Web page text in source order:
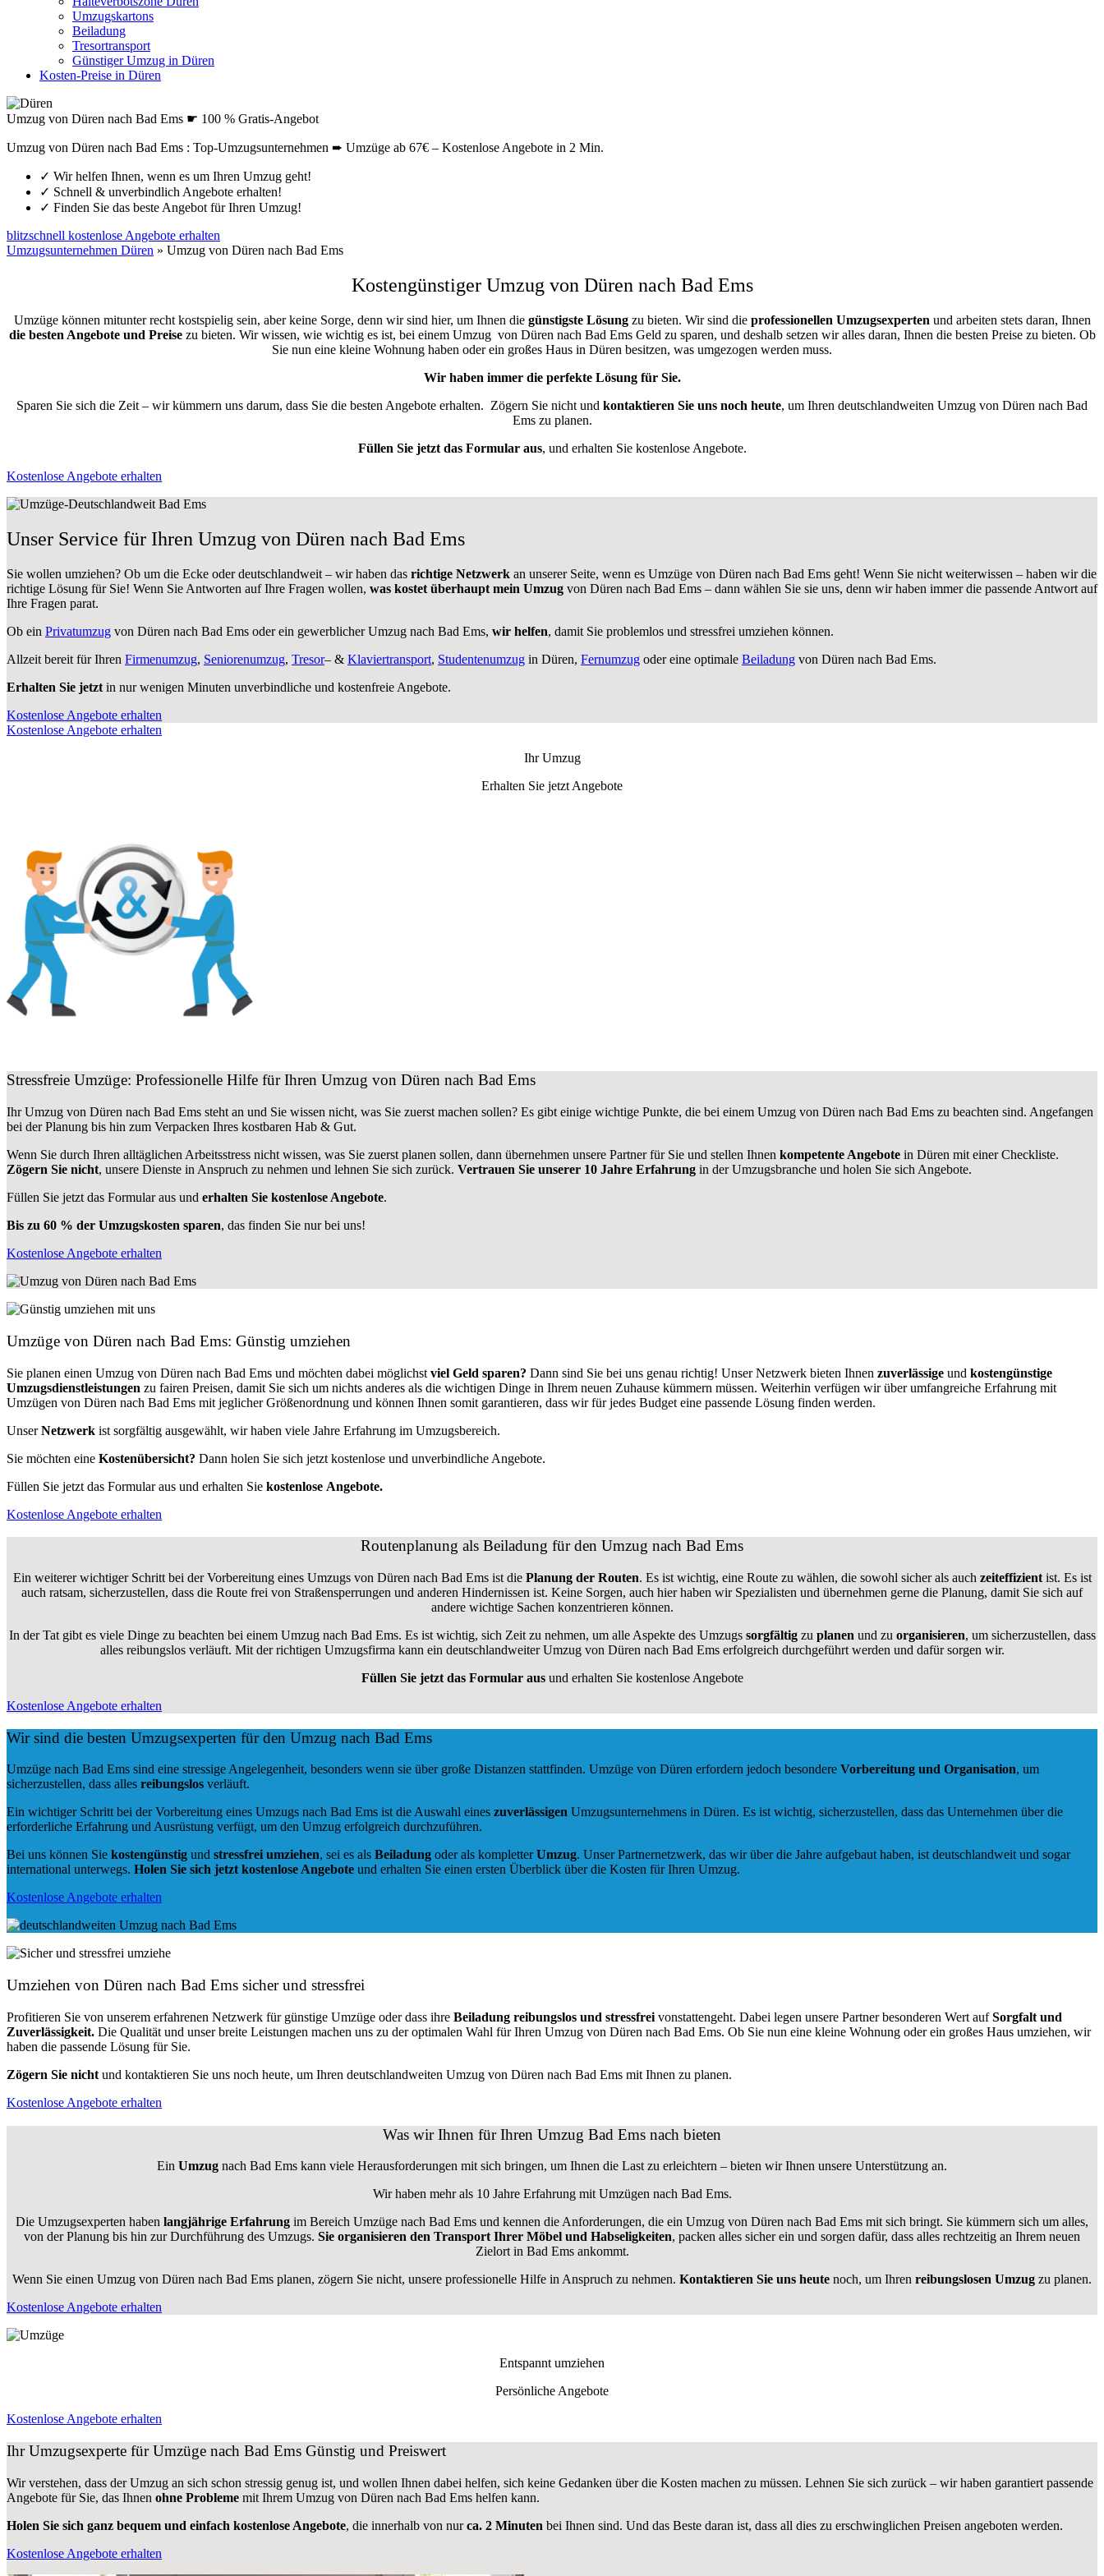
Umzugskartons
Beiladung
Tresortransport
Günstiger Umzug in Düren
Kosten-Preise in Düren
Umzug von Düren nach Bad Ems ☛ 100 % Gratis-Angebot
Umzug von Düren nach Bad Ems : Top-Umzugsunternehmen ➨ Umzüge ab 67€ – Kostenlose Angebote in 2 Min.
✓ Wir helfen Ihnen, wenn es um Ihren Umzug geht!
✓ Schnell & unverbindlich Angebote erhalten!
✓ Finden Sie das beste Angebot für Ihren Umzug!
blitzschnell kostenlose Angebote erhalten
Umzugsunternehmen Düren » Umzug von Düren nach Bad Ems
Kostengünstiger Umzug von Düren nach Bad Ems
Umzüge können mitunter recht kostspielig sein, aber keine Sorge, denn wir sind hier, um Ihnen die günstigste Lösungzu bieten. Wir sind die professionellen Umzugsexperten und arbeiten stets daran, Ihnen
die besten Angebote und Preisezu bieten. Wir wissen, wie wichtig es ist, bei einem Umzug von Düren nach Bad Ems Geld zu sparen, und deshalb setzen wir alles daran, Ihnen die besten Preise zu bieten. Ob
Sie nun eine kleine Wohnung haben oder ein großes Haus in Düren besitzen, was umgezogen werden muss.
Wir haben immer die perfekte Lösung für Sie.
Sparen Sie sich die Zeit – wir kümmern uns darum, dass Sie die besten Angebote erhalten. Zögern Sie nicht und kontaktieren Sie uns noch heute, um Ihren deutschlandweiten Umzug von Düren nach Bad
Ems zu planen.
Füllen Sie jetzt das Formular aus, und erhalten Sie kostenlose Angebote.
Kostenlose Angebote erhalten
Unser Service für Ihren Umzug von Düren nach Bad Ems
Sie wollen umziehen? Ob um die Ecke oder deutschlandweit – wir haben das richtige Netzwerk an unserer Seite, wenn es Umzüge von Düren nach Bad Ems geht! Wenn Sie nicht weiterwissen – haben wir die
richtige Lösung für Sie! Wenn Sie Antworten auf Ihre Fragen wollen, was kostet überhaupt mein Umzug von Düren nach Bad Ems – dann wählen Sie sie uns, denn wir haben immer die passende Antwort auf
Ihre Fragen parat.
Ob ein Privatumzug von Düren nach Bad Ems oder ein gewerblicher Umzug nach Bad Ems, wir helfen, damit Sie problemlos und stressfrei umziehen können.
Allzeit bereit für Ihren Firmenumzug, Seniorenumzug, Tresor– & Klaviertransport, Studentenumzug in Düren, Fernumzug oder eine optimale Beiladung von Düren nach Bad Ems.
Erhalten Sie jetzt in nur wenigen Minuten unverbindliche und kostenfreie Angebote.
Kostenlose Angebote erhalten
Kostenlose Angebote erhalten
Ihr Umzug
Erhalten Sie jetzt Angebote
Stressfreie Umzüge: Professionelle Hilfe für Ihren Umzug von Düren nach Bad Ems
Ihr Umzug von Düren nach Bad Ems steht an und Sie wissen nicht, was Sie zuerst machen sollen? Es gibt einige wichtige Punkte, die bei einem Umzug von Düren nach Bad Ems zu beachten sind. Angefangen
bei der Planung bis hin zum Verpacken Ihres kostbaren Hab & Gut.
Wenn Sie durch Ihren alltäglichen Arbeitsstress nicht wissen, was Sie zuerst planen sollen, dann übernehmen unsere Partner für Sie und stellen Ihnen kompetente Angebote in Düren mit einer Checkliste.
Zögern Sie nicht, unsere Dienste in Anspruch zu nehmen und lehnen Sie sich zurück. Vertrauen Sie unserer 10 Jahre Erfahrung in der Umzugsbranche und holen Sie sich Angebote.
Füllen Sie jetzt das Formular aus und erhalten Sie kostenlose Angebote.
Bis zu 60 % der Umzugskosten sparen, das finden Sie nur bei uns!
Kostenlose Angebote erhalten
Umzüge von Düren nach Bad Ems: Günstig umziehen
Sie planen einen Umzug von Düren nach Bad Ems und möchten dabei möglichst viel Geld sparen? Dann sind Sie bei uns genau richtig! Unser Netzwerk bieten Ihnen zuverlässige und kostengünstige
Umzugsdienstleistungen zu fairen Preisen, damit Sie sich um nichts anderes als die wichtigen Dinge in Ihrem neuen Zuhause kümmern müssen. Weiterhin verfügen wir über umfangreiche Erfahrung mit
Umzügen von Düren nach Bad Ems mit jeglicher Größenordnung und können Ihnen somit garantieren, dass wir für jedes Budget eine passende Lösung finden werden.
UnserNetzwerk ist sorgfältig ausgewählt, wir haben viele Jahre Erfahrung im Umzugsbereich.
Sie möchten eine Kostenübersicht? Dann holen Sie sich jetzt kostenlose und unverbindliche Angebote.
Füllen Sie jetzt das Formular aus und erhalten Sie kostenlose Angebote.
Kostenlose Angebote erhalten
Routenplanung als Beiladung für den Umzug nach Bad Ems
Ein weiterer wichtiger Schritt bei der Vorbereitung eines Umzugs von Düren nach Bad Ems ist diePlanung der Routen. Es ist wichtig, eine Route zu wählen, die sowohl sicher als auch zeiteffizientist. Es ist
auch ratsam, sicherzustellen, dass die Route frei von Straßensperrungen und anderen Hindernissen ist. Keine Sorgen, auch hier haben wir Spezialisten und übernehmen gerne die Planung, damit Sie sich auf
andere wichtige Sachen konzentrieren können.
In der Tat gibt es viele Dinge zu beachten bei einem Umzug nach Bad Ems. Es ist wichtig, sich Zeit zu nehmen, um alle Aspekte des Umzugs sorgfältigzu planen und zu organisieren, um sicherzustellen, dass
alles reibungslos verläuft. Mit der richtigen Umzugsfirma kann ein deutschlandweiter Umzug von Düren nach Bad Ems erfolgreich durchgeführt werden und dafür sorgen wir.
Füllen Sie jetzt das Formular ausund erhalten Sie kostenlose Angebote
Kostenlose Angebote erhalten
Wir sind die besten Umzugsexperten für den Umzug nach Bad Ems
Umzüge nach Bad Ems sind eine stressige Angelegenheit, besonders wenn sie über große Distanzen stattfinden. Umzüge von Düren erfordern jedoch besondere Vorbereitung und Organisation, um
sicherzustellen, dass alles reibungslos verläuft.
Ein wichtiger Schritt bei der Vorbereitung eines Umzugs nach Bad Ems ist die Auswahl eines zuverlässigen Umzugsunternehmens in Düren. Es ist wichtig, sicherzustellen, dass das Unternehmen über die
erforderliche Erfahrung und Ausrüstung verfügt, um den Umzug erfolgreich durchzuführen.
Bei uns können Sie kostengünstig und stressfrei umziehen, sei es als Beiladung oder als kompletterUmzug. Unser Partnernetzwerk, das wir über die Jahre aufgebaut haben, ist deutschlandweit und sogar
international unterwegs. Holen Sie sich jetzt kostenlose Angebote und erhalten Sie einen ersten Überblick über die Kosten für Ihren Umzug.
Kostenlose Angebote erhalten
Umziehen von Düren nach Bad Ems sicher und stressfrei
Profitieren Sie von unserem erfahrenen Netzwerk für günstige Umzüge oder dass ihre Beiladung reibungslos und stressfrei vonstattengeht. Dabei legen unsere Partner besonderen Wert aufSorgfalt und
Zuverlässigkeit. Die Qualität und unser breite Leistungen machen uns zu der optimalen Wahl für Ihren Umzug von Düren nach Bad Ems. Ob Sie nun eine kleine Wohnung oder ein großes Haus umziehen, wir
haben die passende Lösung für Sie.
Zögern Sie nicht und kontaktieren Sie uns noch heute, um Ihren deutschlandweiten Umzug von Düren nach Bad Ems mit Ihnen zu planen.
Kostenlose Angebote erhalten
Was wir Ihnen für Ihren Umzug Bad Ems nach bieten
Ein Umzug nach Bad Ems kann viele Herausforderungen mit sich bringen, um Ihnen die Last zu erleichtern – bieten wir Ihnen unsere Unterstützung an.
Wir haben mehr als 10 Jahre Erfahrung mit Umzügen nach Bad Ems.
Die Umzugsexperten haben langjährige Erfahrung im Bereich Umzüge nach Bad Ems und kennen die Anforderungen, die ein Umzug von Düren nach Bad Ems mit sich bringt. Sie kümmern sich um alles,
von der Planung bis hin zur Durchführung des Umzugs. Sie organisieren den Transport Ihrer Möbel und Habseligkeiten, packen alles sicher ein und sorgen dafür, dass alles rechtzeitig an Ihrem neuen
Zielort in Bad Ems ankommt.
Wenn Sie einen Umzug von Düren nach Bad Ems planen, zögern Sie nicht, unsere professionelle Hilfe in Anspruch zu nehmen. Kontaktieren Sie uns heute noch, um Ihren reibungslosen Umzug zu planen.
Kostenlose Angebote erhalten
Entspannt umziehen
Persönliche Angebote
Kostenlose Angebote erhalten
Ihr Umzugsexperte für Umzüge nach Bad Ems Günstig und Preiswert
Wir verstehen, dass der Umzug an sich schon stressig genug ist, und wollen Ihnen dabei helfen, sich keine Gedanken über die Kosten machen zu müssen. Lehnen Sie sich zurück – wir haben garantiert passende
Angebote für Sie, das Ihnen ohne Probleme mit Ihrem Umzug von Düren nach Bad Ems helfen kann.
Holen Sie sich ganz bequem und einfach kostenlose Angebote, die innerhalb von nurca. 2 Minuten bei Ihnen sind. Und das Beste daran ist, dass all dies zu erschwinglichen Preisen angeboten werden.
Kostenlose Angebote erhalten